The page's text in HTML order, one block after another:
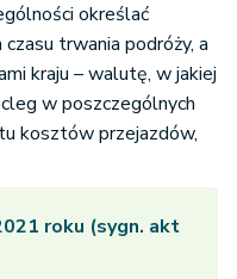
określać
trwania podróży, a
kraju – walutę, w jakiej
w poszczególnych
kosztów przejazdów,
roku (sygn. akt